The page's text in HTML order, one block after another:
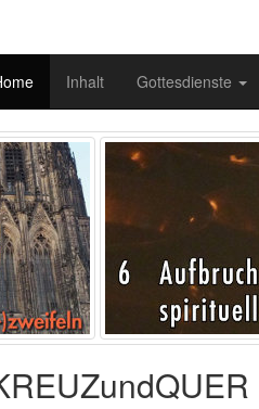
Inhalt Gottesdienste